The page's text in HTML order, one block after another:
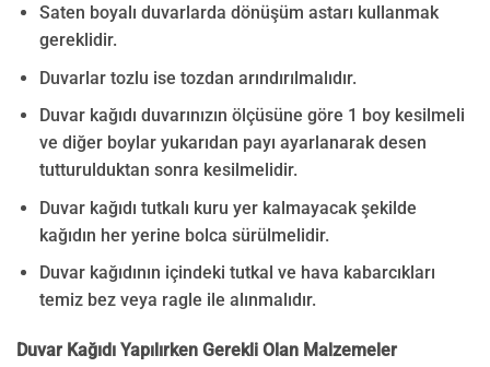
Saten boyalı duvarlarda dönüşüm astarı kullanmak
gereklidir.
Duvarlar tozlu ise tozdan arındırılmalıdır.
Duvar kağıdı duvarınızın ölçüsüne göre 1 boy kesilmeli
ve diğer boylar yukarıdan payı ayarlanarak desen
tutturulduktan sonra kesilmelidir.
Duvar kağıdı tutkalı kuru yer kalmayacak şekilde
kağıdın her yerine bolca sürülmelidir.
Duvar kağıdının içindeki tutkal ve hava kabarcıkları
temiz bez veya ragle ile alınmalıdır.
Duvar Kağıdı Yapılırken Gerekli Olan Malzemeler